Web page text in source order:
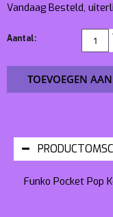
Vandaag Besteld,
Aantal:
TOEVOEGEN
Funko Pocket Pop